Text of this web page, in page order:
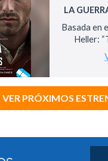
LA
Basada en
Heller:
VER PRÓXIMOS